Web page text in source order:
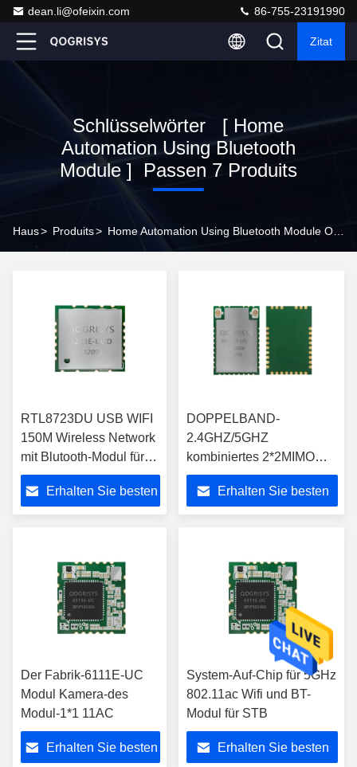
dean.li@ofeixin.com 86-755-23191990
Zitat
Schlüsselwörter [ Home
Automation Using Bluetooth
Module ] Passen 7 Produits
Haus> Produits>
RTL8723DU USB WIFI
150M Wireless Network
mit Blutooth-Modul für
Linux-Gewinn Android
Erhalten Sie besten
DOPPELBAND-
2.4GHZ/5GHZ
kombiniertes 2*2MIMO
802.11ac USB Wifi
drahtloses Modul Realteks
867Mbps
Erhalten Sie besten
Der Fabrik-6111E-UC
Modul Kamera-des
Modul-1*1 11AC
Erhalten Sie besten
System-Auf-Chip für 5GHz
802.11ac Wifi und BT-
Modul für STB
Erhalten Sie besten